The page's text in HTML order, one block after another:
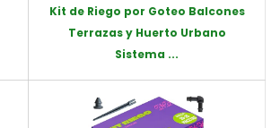
Kit de Riego por Goteo Balcones
Terrazas y Huerto Urbano
Sistema ...